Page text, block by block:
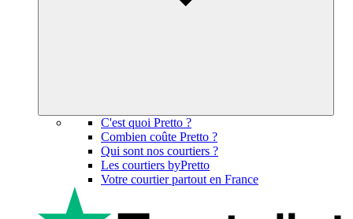
C'est quoi Pretto ?
Combien coûte Pretto ?
Qui sont nos courtiers ?
Les courtiers byPretto
Votre courtier partout en France